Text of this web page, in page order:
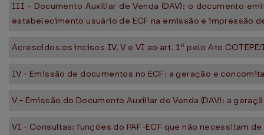
III - Documento Auxiliar de Venda (DAV): o documento
estabelecimento usuário de ECF na emissão e
Acrescidos os incisos IV, V e VI ao art. 1º pelo Ato
IV - Emissão de documentos no ECF: a geração e
V - Emissão do Documento Auxiliar de Venda (DAV): a
VI - Consultas: funções do PAF-ECF que não necessitam